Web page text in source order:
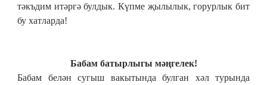
тәкъдим итәргә булдык. Күпме җылылык, горурлык бит
бу хатларда!
Бабам батырлыгы мәңгелек!
Бабам белән сугыш вакытында булган хәл турында